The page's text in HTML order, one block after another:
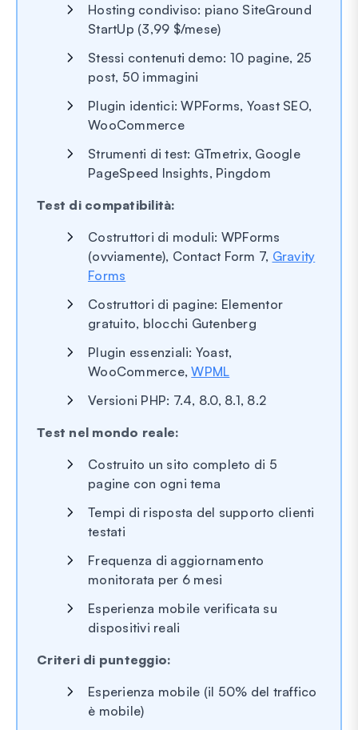
Hosting condiviso: piano SiteGround
StartUp (3,99 $/mese)
Stessi contenuti demo: 10 pagine, 25
post, 50 immagini
Plugin identici: WPForms, Yoast SEO,
WooCommerce
Strumenti di test: GTmetrix, Google
PageSpeed Insights, Pingdom
Test di compatibilità:
Costruttori di moduli: WPForms
(ovviamente), Contact Form 7, Gravity
Forms
Costruttori di pagine: Elementor
gratuito, blocchi Gutenberg
Plugin essenziali: Yoast,
WooCommerce,WPML
Versioni PHP: 7.4, 8.0, 8.1, 8.2
Test nel mondo reale:
Costruito un sito completo di 5
pagine con ogni tema
Tempi di risposta del supporto clienti
testati
Frequenza di aggiornamento
monitorata per 6 mesi
Esperienza mobile verificata su
dispositivi reali
Criteri di punteggio:
Esperienza mobile (il 50% del traffico
è mobile)